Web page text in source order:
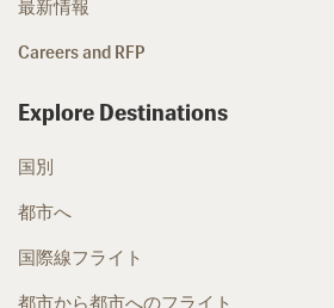
最新情報
Careers and RFP
Explore Destinations
国別
都市へ
国際線フライト